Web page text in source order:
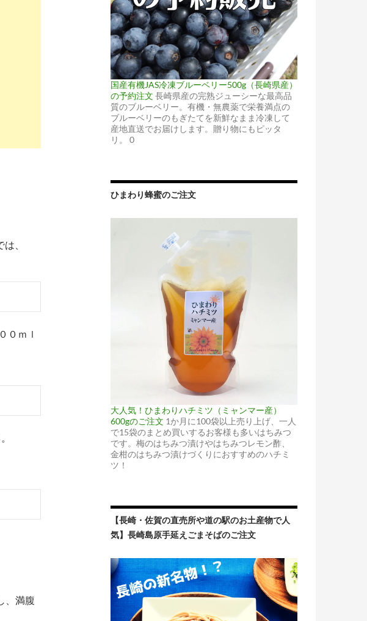
、
０ｍｌ
、満腹
国産有機JAS冷凍ブルーベリー500g（長崎県産）
の予約注文 長崎県産の完熟ジューシーな最高品
質のブルーベリー。有機・無農薬で栄養満点の
ブルーベリーのもぎたてを新鮮なまま冷凍して
産地直送でお届けします。贈り物にもピッタ
リ。 0
ひまわり蜂蜜のご注文
大人気！ひまわりハチミツ（ミャンマー産）
600gのご注文 1か月に100袋以上売り上げ、一人
で15袋のまとめ買いするお客様も多いはちみつ
です。梅のはちみつ漬けやはちみつレモン酢、
金柑のはちみつ漬けづくりにおすすめのハチミ
ツ！
【長崎・佐賀の直売所や道の駅のお土産物で人
気】長崎島原手延えごまそばのご注文